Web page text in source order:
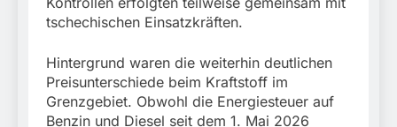
Beinahekollision an
wegen gefährlichen
Eingriffs in den
Bahnverkehr
5. August 2026
tschechischen Einsatzkräften.
Hintergrund waren die weiterhin deutlichen
Preisunterschiede beim Kraftstoff im
Grenzgebiet. Obwohl die Energiesteuer auf
Benzin und Diesel seit dem 1. Mai 2026